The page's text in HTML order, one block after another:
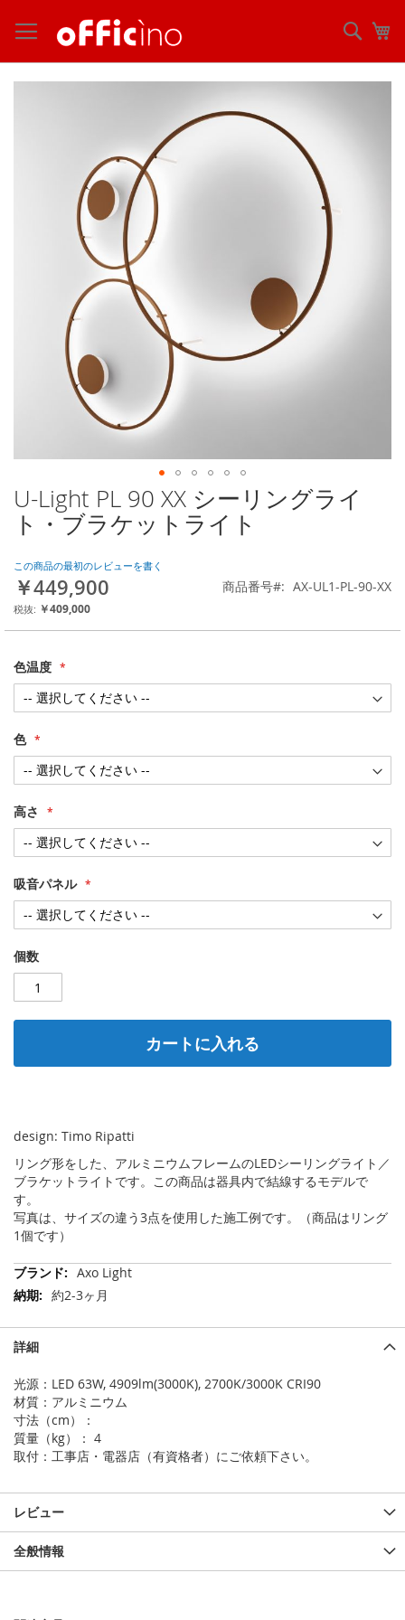
ン
テ
ン
ツ
検
索
U-Light PL 90 XX シーリングライ
ト・ブラケットライト
この商品の最初のレビューを書く
￥449,900
￥409,000
商品番号 AX-UL1-PL-90-XX
色温度
色
高さ
吸音パネル
個数
カートに入れる
design: Timo Ripatti
リング形をした、アルミニウムフレームのLEDシーリングライト／
ブラケットライトです。この商品は器具内で結線するモデルで
す。
写真は、サイズの違う3点を使用した施工例です。（商品はリング
1個です）
そ
の
他
の
情
Axo Light
約2-3ヶ月
Skip
to
the
of
the
images
gallery
詳細
光源：LED 63W, 4909lm(3000K), 2700K/3000K CRI90
材質：アルミニウム
寸法（cm）：
質量（kg）： 4
取付：工事店・電器店（有資格者）にご依頼下さい。
レビュー
全般情報